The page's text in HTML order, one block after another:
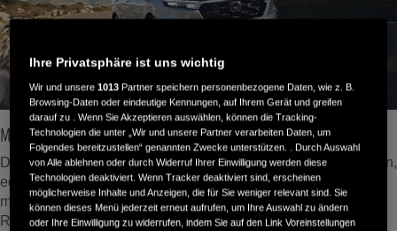
Markantes Design
Der CR-V ist unser bislang größter SUV. Das Kühlergrilldesign,
edle Leichtmetallfelgen, ausdrucksstarke LED-Scheinwerfer
mit sequenziellen Blinkern und das markante Design der
Rückleuchten sorgen für eine unverwechselbare Präsenz auf
Ihre Privatsphäre ist uns wichtig
Wir und unsere1013 Partner speichern personenbezogene Daten, wie z. B.
Browsing-Daten oder eindeutige Kennungen, auf Ihrem Gerät und greifen
darauf zu . Wenn Sie Akzeptieren auswählen, können die Tracking-
Technologien die unter „Wir und unsere Partner verarbeiten Daten, um
Folgendes bereitzustellen“ genannten Zwecke unterstützen. . Durch Auswahl
von Alle ablehnen oder durch Widerruf Ihrer Einwilligung werden diese
Technologien deaktiviert. Wenn Tracker deaktiviert sind, erscheinen
möglicherweise Inhalte und Anzeigen, die für Sie weniger relevant sind. Sie
können dieses Menü jederzeit erneut aufrufen, um Ihre Auswahl zu ändern
oder Ihre Einwilligung zu widerrufen, indem Sie auf den Link Voreinstellungen